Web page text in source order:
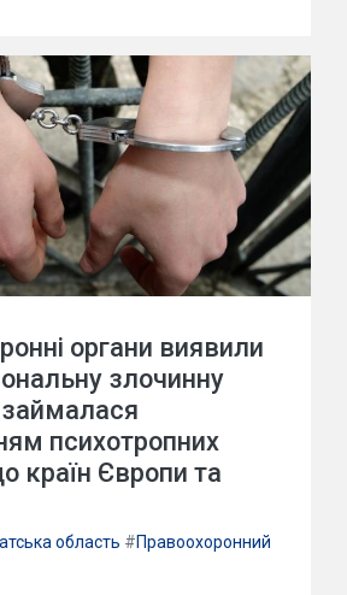
органи виявили
злочинну
психотропних
країн Європи та
область #Правоохоронний